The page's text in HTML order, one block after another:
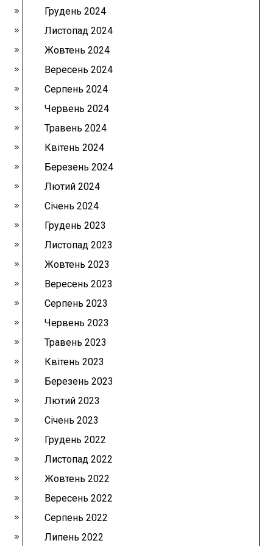
Грудень 2024
Листопад 2024
Жовтень 2024
Вересень 2024
Серпень 2024
Червень 2024
Травень 2024
Квітень 2024
Березень 2024
Лютий 2024
Січень 2024
Грудень 2023
Листопад 2023
Жовтень 2023
Вересень 2023
Серпень 2023
Червень 2023
Травень 2023
Квітень 2023
Березень 2023
Лютий 2023
Січень 2023
Грудень 2022
Листопад 2022
Жовтень 2022
Вересень 2022
Серпень 2022
Липень 2022